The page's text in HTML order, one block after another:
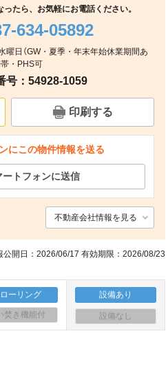
浴室 玄関 その他
の他
たら、お気軽にお電話ください。
634-05892
曜日（GW・夏季・年末年始休業期間あ
帯・PHS可
号：54928-1059
印刷する
にこの物件情報を送る
トフォンに送信
不動産会社情報を見る
公開日：2026/06/17 有効期限：2026/08/23
ーリング
焚き機能付
設備あり
設備なし